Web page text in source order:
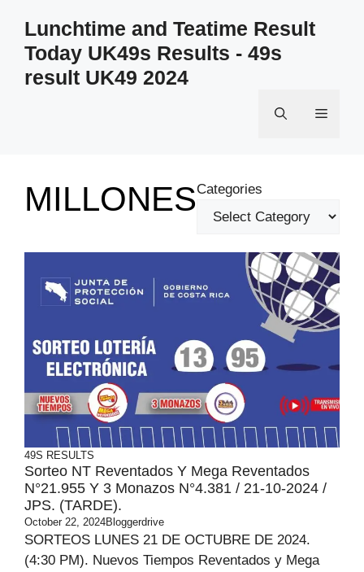
content
Lunchtime and Teatime Result
Today UK49s Results - 49s
result UK49 2024
Menu
MILLONESCategories
49S RESULTS
Sorteo NT Reventados Y Mega Reventados
N°21.955 Y 3 Monazos N°4.381 / 21-10-2024 /
JPS. (TARDE).
October 22, 2024Bloggerdrive
SORTEOS LUNES 21 DE OCTUBRE DE 2024.
(4:30 PM). Nuevos Tiempos Reventados y Mega